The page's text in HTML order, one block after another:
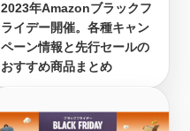
2023年Amazonブラックフ
ライデー開催。各種キャン
ペーン情報と先行セールの
おすすめ商品まとめ